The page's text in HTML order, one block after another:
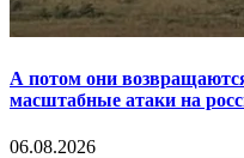
А потом они
масштабные атаки на
06.08.2026